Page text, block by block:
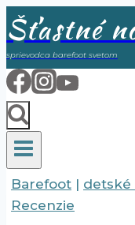
Skip
to
content
Šťastné
sprievodca barefoot svetom
Barefoot | detské
Recenzie